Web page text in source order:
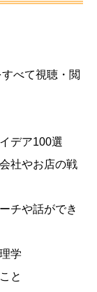
べて視聴・閲
デア100選
社やお店の戦
チや話ができ
理学
と